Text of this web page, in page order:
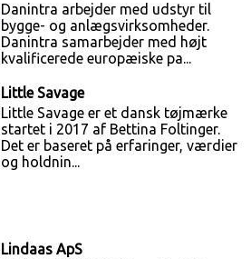
Danintra arbejder med udstyr til
bygge- og anlægsvirksomheder.
Danintra samarbejder med højt
kvalificerede europæiske pa...
Little Savage
Little Savage er et dansk tøjmærke
startet i 2017 af Bettina Foltinger.
Det er baseret på erfaringer, værdier
og holdnin...
Lindaas ApS